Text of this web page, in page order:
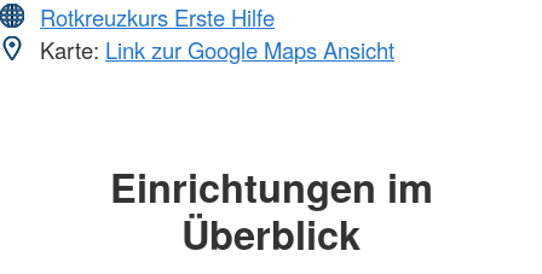
Rotkreuzkurs Erste Hilfe
Karte: Link zur Google Maps Ansicht
Einrichtungen im
Überblick